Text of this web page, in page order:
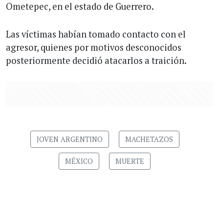
Ometepec, en el estado de Guerrero.
Las víctimas habían tomado contacto con el
agresor, quienes por motivos desconocidos
posteriormente decidió atacarlos a traición.
JOVEN ARGENTINO MACHETAZOS
MÉXICO MUERTE